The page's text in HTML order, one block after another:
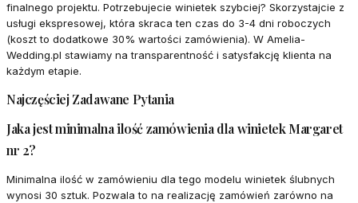
finalnego projektu. Potrzebujecie winietek szybciej? Skorzystajcie z
usługi ekspresowej, która skraca ten czas do 3-4 dni roboczych
(koszt to dodatkowe 30% wartości zamówienia). W Amelia-
Wedding.pl stawiamy na transparentność i satysfakcję klienta na
każdym etapie.
Najczęściej Zadawane Pytania
Jaka jest minimalna ilość zamówienia dla winietek Margaret
nr 2?
Minimalna ilość w zamówieniu dla tego modelu winietek ślubnych
wynosi 30 sztuk. Pozwala to na realizację zamówień zarówno na